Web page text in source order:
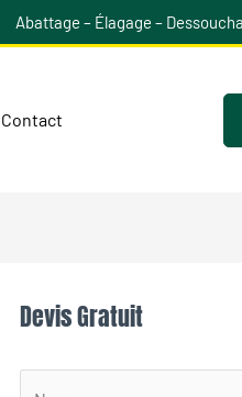
Abattage – Élagage –
Contact
Devis Gratuit